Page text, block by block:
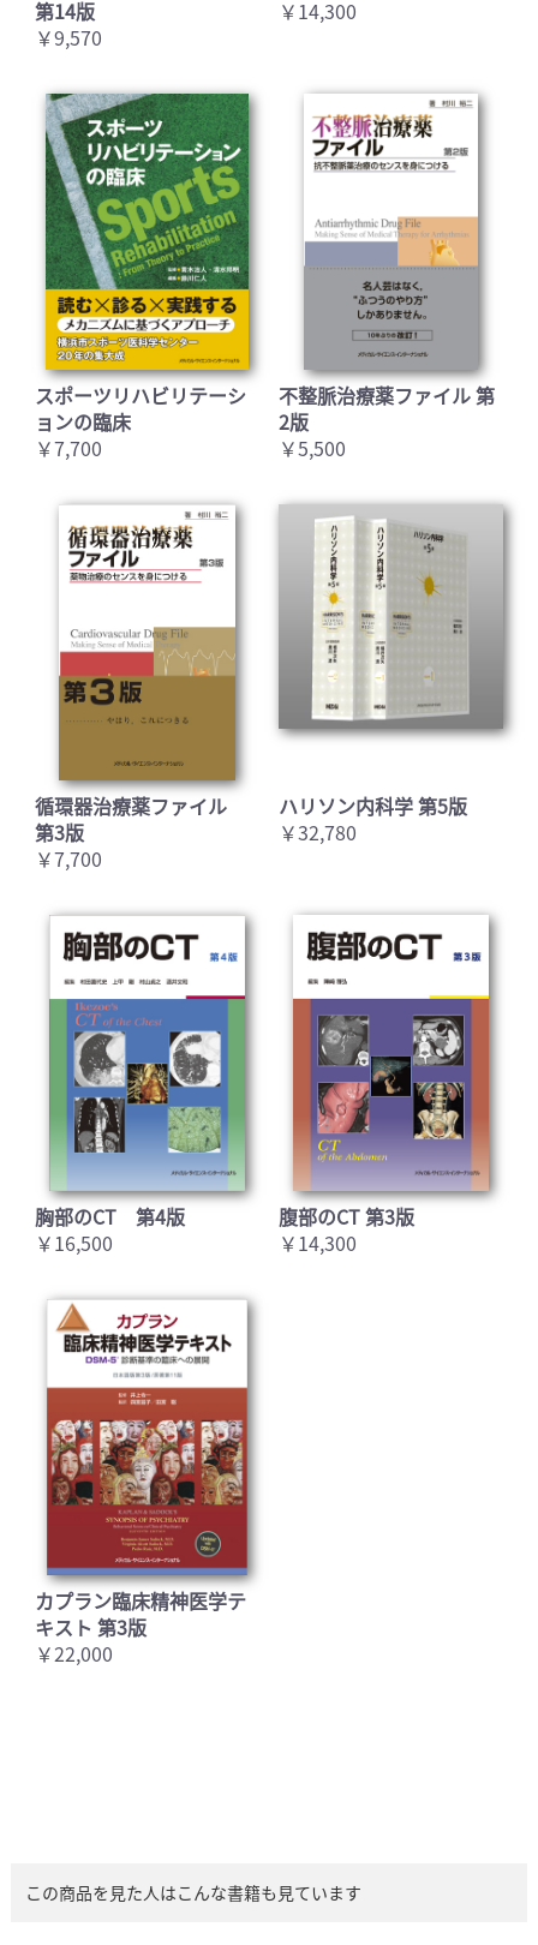
第14版
￥9,570
￥14,300
スポーツリハビリテーシ
ョンの臨床
￥7,700
不整脈治療薬ファイル 第
2版
￥5,500
循環器治療薬ファイル
第3版
￥7,700
ハリソン内科学 第5版
￥32,780
胸部のCT 第4版
￥16,500
腹部のCT 第3版
￥14,300
カプラン臨床精神医学テ
キスト 第3版
￥22,000
この商品を見た人はこんな書籍も見ています